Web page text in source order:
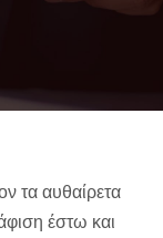
τα αυθαίρετα
έστω και